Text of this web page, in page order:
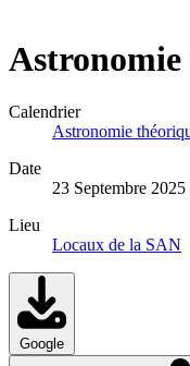
Calendrier
Astronomie
Date
23 Septembre 2025
Lieu
Locaux de la SAN
Google